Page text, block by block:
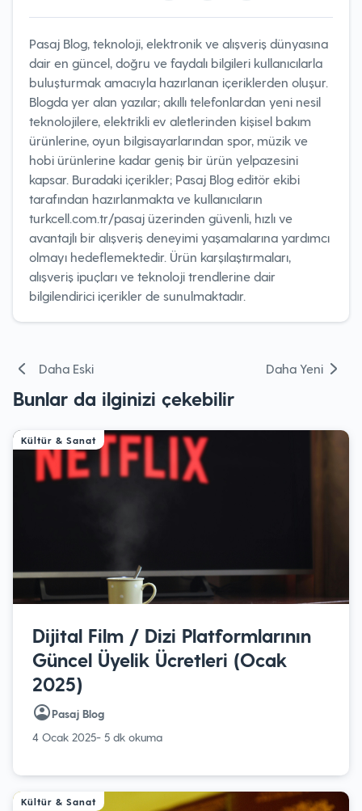
Pasaj Blog, teknoloji, elektronik ve alışveriş dünyasına
dair en güncel, doğru ve faydalı bilgileri kullanıcılarla
buluşturmak amacıyla hazırlanan içeriklerden oluşur.
Blogda yer alan yazılar; akıllı telefonlardan yeni nesil
teknolojilere, elektrikli ev aletlerinden kişisel bakım
ürünlerine, oyun bilgisayarlarından spor, müzik ve
hobi ürünlerine kadar geniş bir ürün yelpazesini
kapsar. Buradaki içerikler; Pasaj Blog editör ekibi
tarafından hazırlanmakta ve kullanıcıların
turkcell.com.tr/pasaj üzerinden güvenli, hızlı ve
avantajlı bir alışveriş deneyimi yaşamalarına yardımcı
olmayı hedeflemektedir. Ürün karşılaştırmaları,
alışveriş ipuçları ve teknoloji trendlerine dair
bilgilendirici içerikler de sunulmaktadır.
Yazı
Daha Eski Daha Yeni
Bunlar da ilginizi çekebilir
Kültür & Sanat
Dijital Film / Dizi Platformlarının
Güncel Üyelik Ücretleri (Ocak
2025)
Pasaj Blog
4 Ocak 2025- 5 dk okuma
Kültür & Sanat